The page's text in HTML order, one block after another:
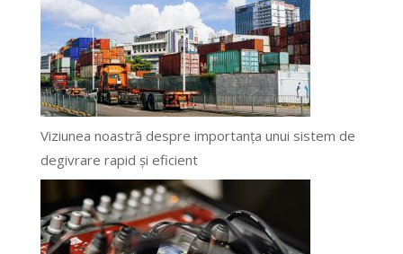
Viziunea noastră despre importanța unui sistem de
degivrare rapid și eficient